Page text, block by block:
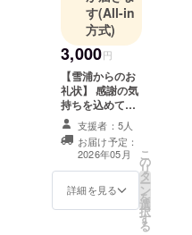
JICA事業で
海外在住通
算13年。東
日本大震災
時には、
（公社）青
年海外協力
協会の職員
として、岩
手県沿岸自
治体の震災
す(All-in
方式)
3,000円
【雪浦からのお
礼状】 感謝の気
持ちを込めて、
お礼状をお送り
します。
支援者：5人
お届け予定：
2026年05月
詳細を見る
こ
の
リ
タ
ー
ン
を
選
択
す
る